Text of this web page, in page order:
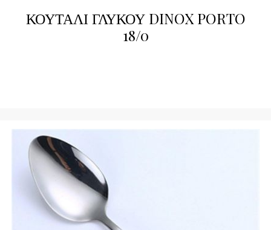
ΚΟΥΤΑΛΙ ΓΛΥΚΟΥ DINOX PORTO
18/0